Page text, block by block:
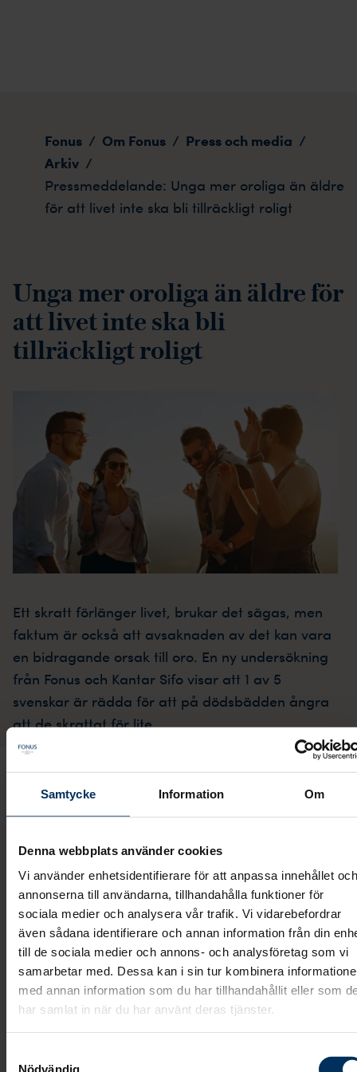
Samtycke Information Om
Denna webbplats använder cookies
Vi använder enhetsidentifierare för att anpassa innehållet och
annonserna till användarna, tillhandahålla funktioner för
sociala medier och analysera vår trafik. Vi vidarebefordrar
även sådana identifierare och annan information från din
till de sociala medier och annons- och analysföretag som vi
samarbetar med. Dessa kan i sin tur kombinera
med annan information som du har tillhandahållit eller som
har samlat in när du har använt deras tjänster.
Nödvändig
Fonus / Om Fonus / Press och media /
Arkiv /
Pressmeddelande: Unga mer oroliga än äldre
för att livet inte ska bli tillräckligt roligt
Unga mer oroliga än äldre för
att livet inte ska bli
tillräckligt roligt
Ett skratt förlänger livet, brukar det sägas, men
faktum är också att avsaknaden av det kan vara
en bidragande orsak till oro. En ny undersökning
från Fonus och Kantar Sifo visar att 1 av 5
svenskar är rädda för att på dödsbädden ångra
att de skrattat för lite.
att 1 av 5 svenskar är rädda för att på dödsbädden
att unga, 18-39 år, är mer oroliga än snittet,
1 av 4 bär på oron. Hos äldre +60 år är siffran
betydligt lägre. Där är det bara drygt 1 av 10 som
känner oro.
- Vi kan förstås inte veta varför men kanske har det
med livserfarenhet att göra. Om du levt länge är
sannolikheten stor att du gjort många val i syfte att
må bättre och vara gladare. Samtidigt har du en
Peter Göransson, Marknadschef på Fonus.